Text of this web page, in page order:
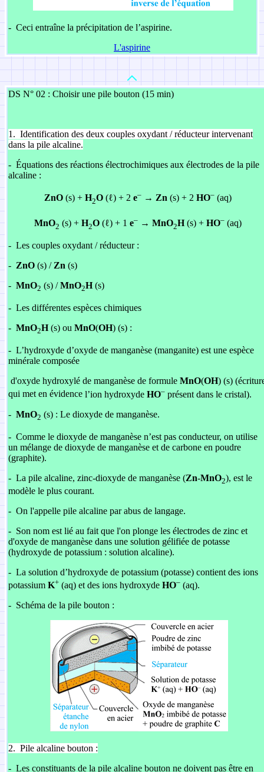
- Ceci entraîne la précipitation de l’aspirine.
L'aspirine
DS N° 02 : Choisir une pile bouton (15 min)
1. Identification des deux couples oxydant / réducteur intervenant
dans la pile alcaline.
- Équations des réactions électrochimiques aux électrodes de la pile
alcaline :
ZnO (s) + H2O (ℓ) + 2 e– → Zn (s) + 2 HO– (aq)
MnO2 (s) + H2O (ℓ) + 1 e– → MnO2H(s) + HO– (aq)
- Les couples oxydant / réducteur :
- ZnO (s) / Zn (s)
- MnO2 (s) /MnO2H(s)
- Les différentes espèces chimiques
- MnO2H(s) ou MnO(OH) (s) :
- L’hydroxyde d’oxyde de manganèse (manganite) est une espèce
minérale composée
d'oxyde hydroxylé de manganèse de formule MnO(OH) (s)
qui met en évidence l’ion hydroxyde HO– présent dans le cristal).
- MnO2 (s) : Le dioxyde de manganèse.
- Comme le dioxyde de manganèse n’est pas conducteur, on utilise
un mélange de dioxyde de manganèse et de carbone en poudre
(graphite).
- La pile alcaline, zinc-dioxyde de manganèse (Zn-MnO2), est le
modèle le plus courant.
- On l'appelle pile alcaline par abus de langage.
- Son nom est lié au fait que l'on plonge les électrodes de zinc et
d'oxyde de manganèse dans une solution gélifiée de potasse
(hydroxyde de potassium : solution alcaline).
- La solution d’hydroxyde de potassium (potasse) contient des ions
potassium K+ (aq) et des ions hydroxyde HO– (aq).
- Schéma de la pile bouton :
2. Pile alcaline bouton :
- Les constituants de la pile alcaline bouton ne doivent pas être en